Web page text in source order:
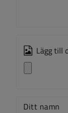
Lägg till
Ditt namn